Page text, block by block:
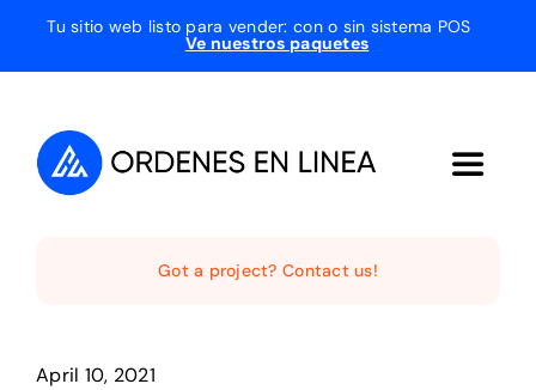
Tu sitio web listo para vender: con o sin sistema POS
Ve nuestros paquetes
Toggle
Got a project? Contact us!
April 10, 2021